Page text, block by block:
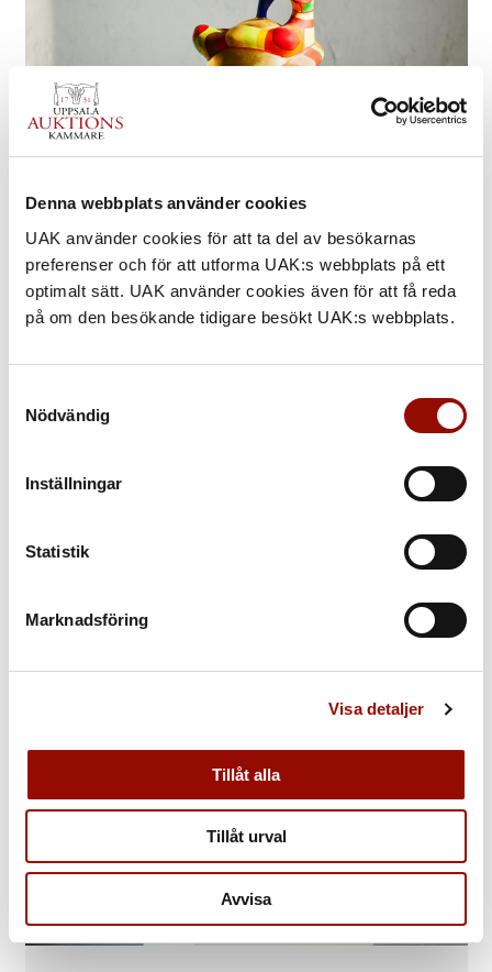
Denna webbplats använder cookies
UAK använder cookies för att ta del av besökarnas
preferenser och för att utforma UAK:s webbplats på ett
optimalt sätt. UAK använder cookies även för att få reda
på om den besökande tidigare besökt UAK:s webbplats.
Nödvändig
Inställningar
Statistik
Marknadsföring
Visa detaljer
Tillåt alla
Tillåt urval
Avvisa
FÅ DITT FÖREMÅL VÄRDERAT
ATT SÄLJA PÅ AUKTION